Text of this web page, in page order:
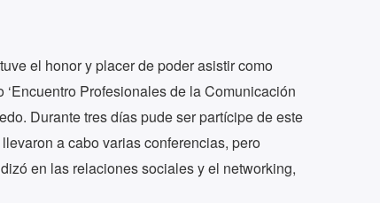
el honor y placer de poder asistir como
‘Encuentro Profesionales de la Comunicación
Durante tres días pude ser partícipe de este
a cabo varias conferencias, pero
en las relaciones sociales y el networking,